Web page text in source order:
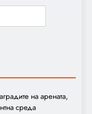
на арената,
среда